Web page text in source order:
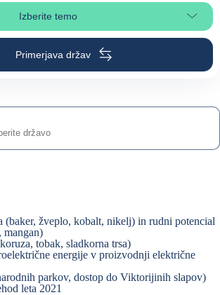
Izberite temo
Izberite poglavje strani
Primerjava držav
(baker, žveplo, kobalt, nikelj) in rudni potencial
mangan)
tobak, sladkorna trsa)
energije v proizvodnji električne
parkov, dostop do Viktorijinih slapov)
leta 2021